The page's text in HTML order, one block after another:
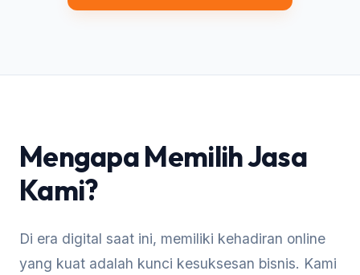
Mengapa Memilih Jasa
Kami?
Di era digital saat ini, memiliki kehadiran online
yang kuat adalah kunci kesuksesan bisnis. Kami